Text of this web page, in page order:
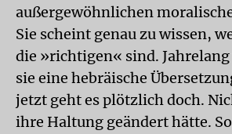
außergewöhnlichen
Sie scheint genau zu wissen,
die »richtigen« sind.
sie eine hebräische
jetzt geht es plötzlich doch.
ihre Haltung geändert hätte.